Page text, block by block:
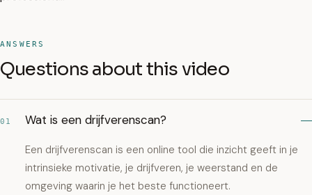
ANSWERS
Questions about this video
01 Wat is een drijfverenscan?
Een drijfverenscan is een online tool die inzicht geeft in je
intrinsieke motivatie, je drijfveren, je weerstand en de
omgeving waarin je het beste functioneert.